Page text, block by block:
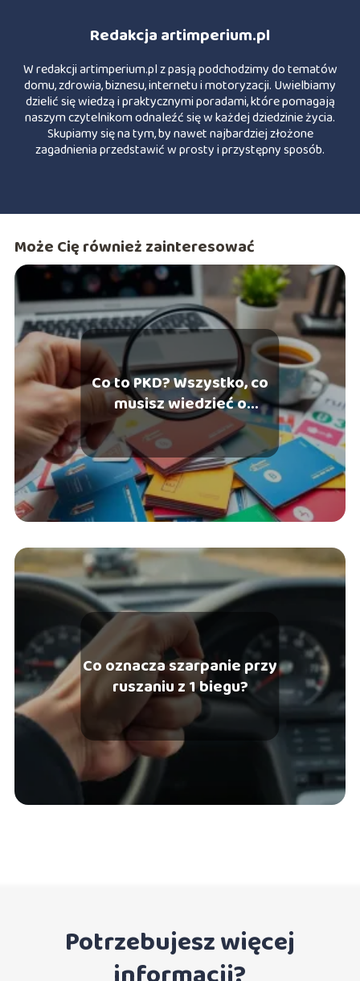
Redakcja artimperium.pl
W redakcji artimperium.pl z pasją podchodzimy do tematów
domu, zdrowia, biznesu, internetu i motoryzacji. Uwielbiamy
dzielić się wiedzą i praktycznymi poradami, które pomagają
naszym czytelnikom odnaleźć się w każdej dziedzinie życia.
Skupiamy się na tym, by nawet najbardziej złożone
zagadnienia przedstawić w prosty i przystępny sposób.
Może Cię również zainteresować
Co to PKD? Wszystko, co
musisz wiedzieć o
klasyfikacji działalności
Co oznacza szarpanie przy
ruszaniu z 1 biegu?
Potrzebujesz więcej